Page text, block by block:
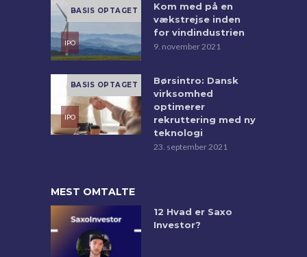
Kom med på en
vækstrejse inden
for vindindustrien
9. november 2021
Børsintro: Dansk
virksomhed
optimerer
rekruttering med ny
teknologi
23. september 2021
MEST OMTALTE
12 Hvad er Saxo
Investor?